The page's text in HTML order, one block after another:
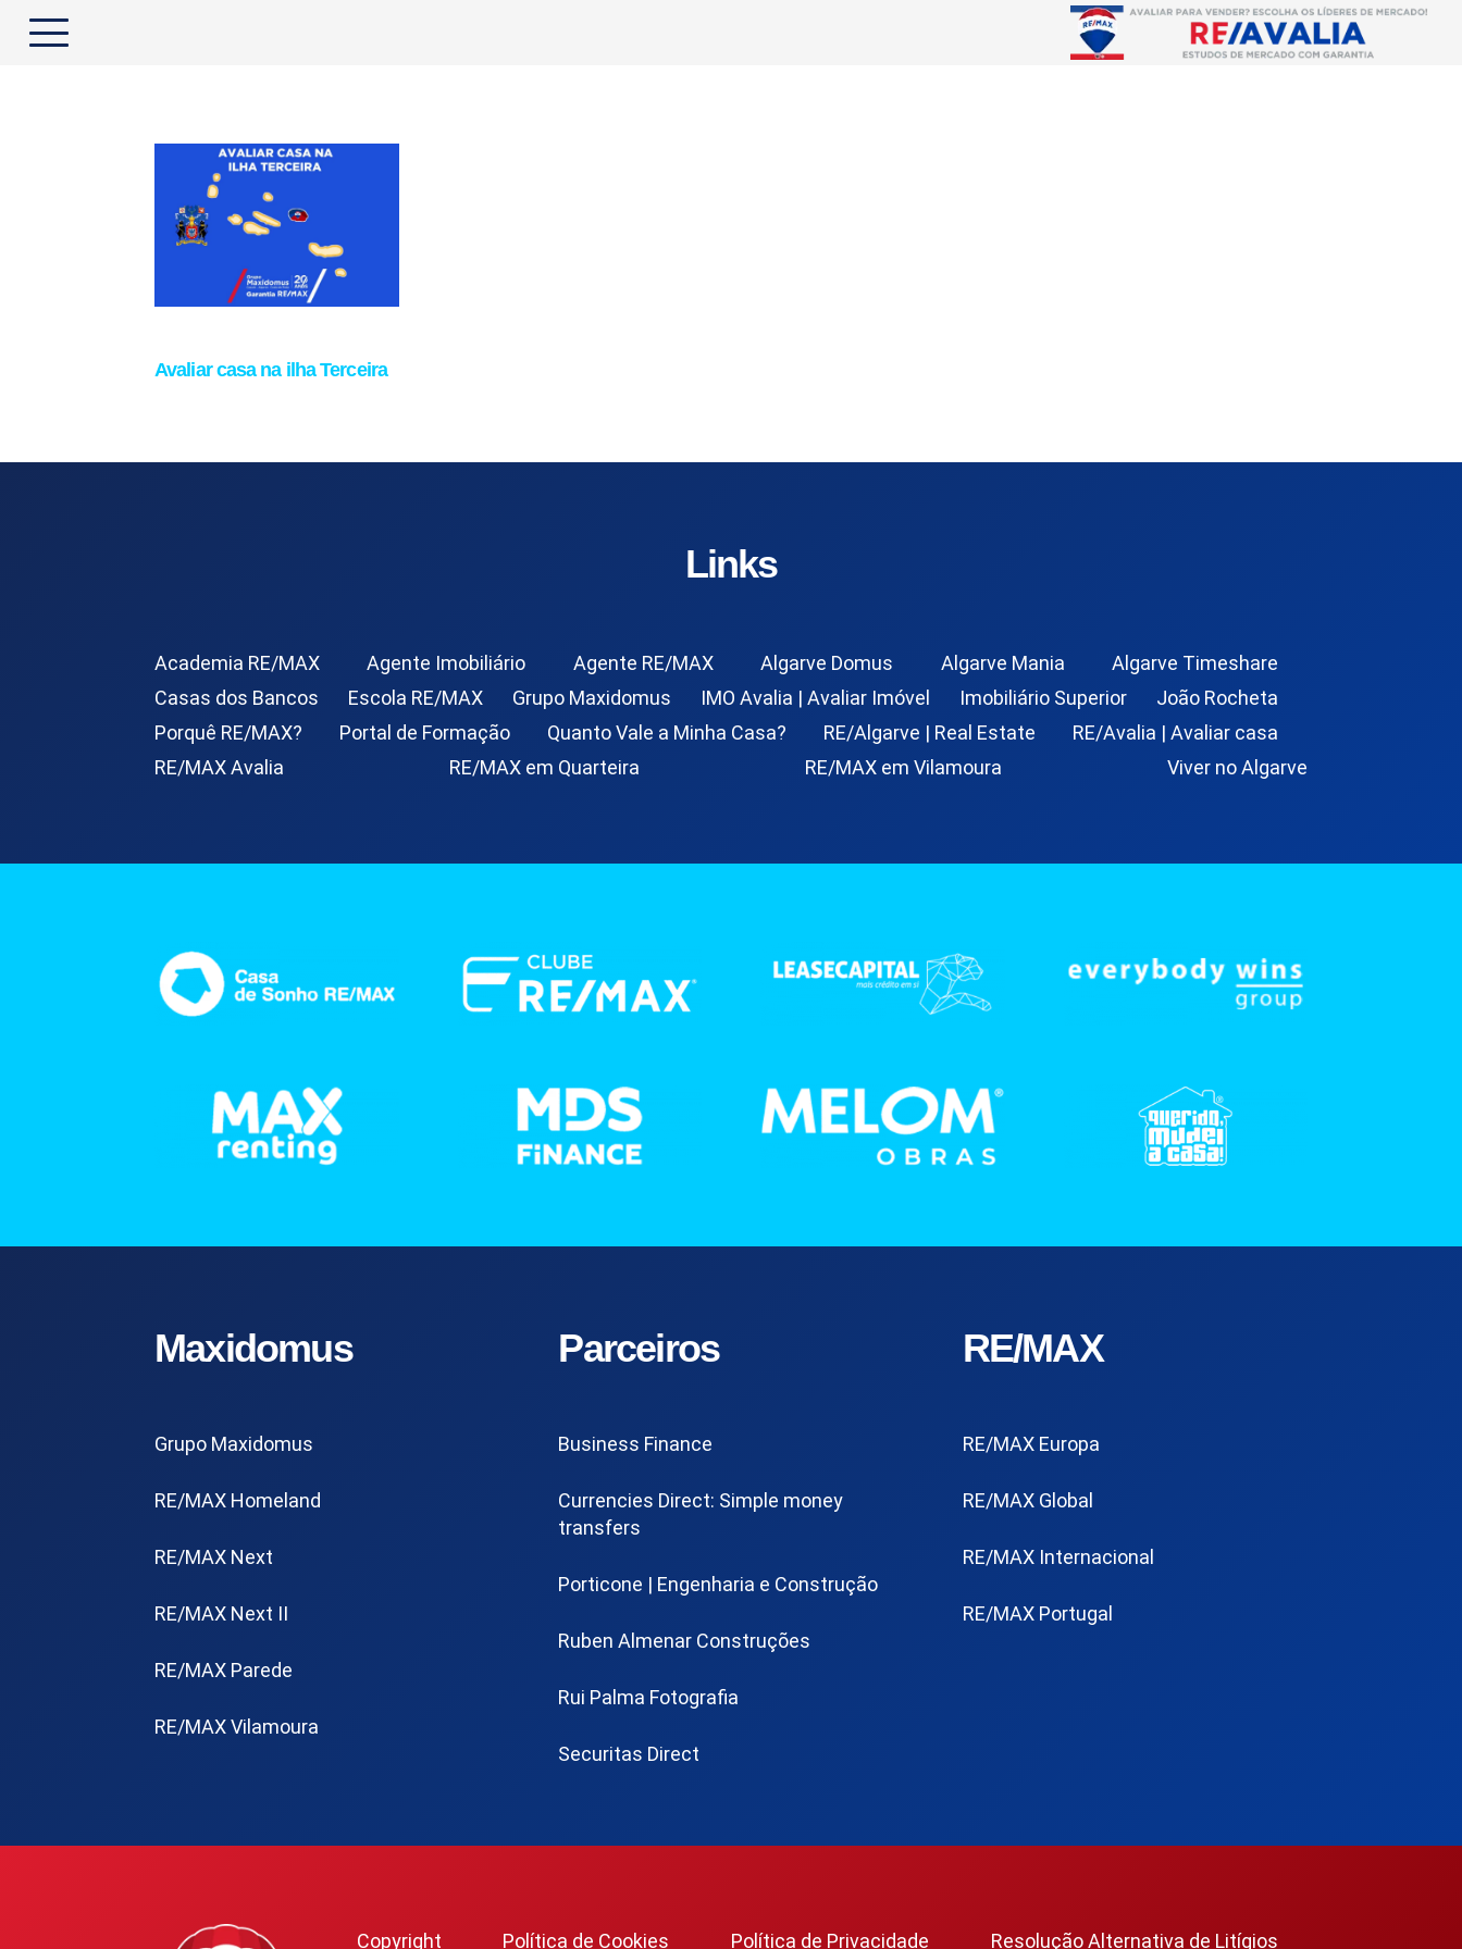
Avaliar casa na ilha Terceira
Links
Academia RE/MAX Agente Imobiliário Agente RE/MAX Algarve Domus Algarve Mania
Algarve Timeshare
Casas dos Bancos
Escola RE/MAX Grupo Maxidomus IMO Avalia | Avaliar Imóvel Imobiliário Superior
João Rocheta
Porquê RE/MAX?
Portal de Formação Quanto Vale a Minha Casa? RE/Algarve | Real Estate
RE/Avalia | Avaliar casa
RE/MAX Avalia
RE/MAX em Quarteira RE/MAX em Vilamoura Viver no Algarve
Maxidomus
Grupo Maxidomus
RE/MAX Homeland
RE/MAX Next
RE/MAX Next II
RE/MAX Parede
RE/MAX Vilamoura
Parceiros
Business Finance
Currencies Direct: Simple money
transfers
Porticone | Engenharia e Construção
Ruben Almenar Construções
Rui Palma Fotografia
Securitas Direct
RE/MAX
RE/MAX Europa
RE/MAX Global
RE/MAX Internacional
RE/MAX Portugal
Copyright Política de Cookies Política de Privacidade Resolução Alternativa de Litígios